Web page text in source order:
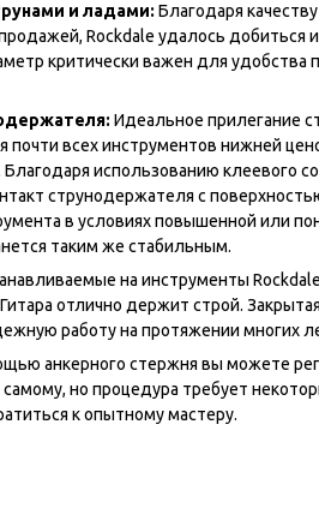
и ладами: Благодаря
Rockdale удалось
критически важен для
Идеальное прилегание
почти всех инструментов нижней
использованию клеевого
струнодержателя с
в условиях повышенной или
таким же стабильным.
на инструменты
отлично держит строй.
работу на протяжении многих
анкерного стержня вы можете
но процедура требует
к опытному мастеру.